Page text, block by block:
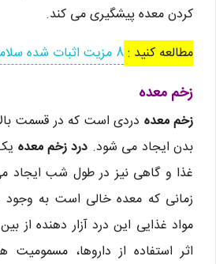
کردن معده پیشگیری می کند.
مطالعه کنید :8 مزیت اثبات شده سلامتی خرما | خواص خرما
زخم معده
زخم معده دردی است که در قسمت
بدن ایجاد می شود. درد زخم معده
غذا و گاهی نیز در طول شب ایجاد
زمانی که معده خالی است به
مواد غذایی این درد آزار دهنده از
اثر استفاده از داروها،